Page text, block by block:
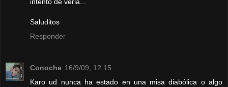
Saluditos
Responder
Conoche 16/9/09, 12:15
Karo ud nunca ha estado en una misa diabólica o algo